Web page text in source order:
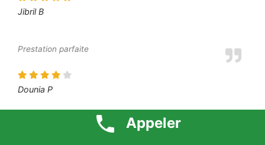
Jibril B
Prestation parfaite
Dounia P
Prix défiant toute concurrence 1 euro
Appeler